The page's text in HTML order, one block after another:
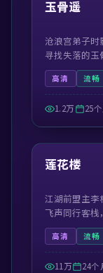
玉骨遥
沧浪宫弟子时
寻找失落的玉
高清 流畅
1.2万 25
精选
莲花楼
江湖前盟主李
飞声同行客栈
高清 流畅
11万 24个